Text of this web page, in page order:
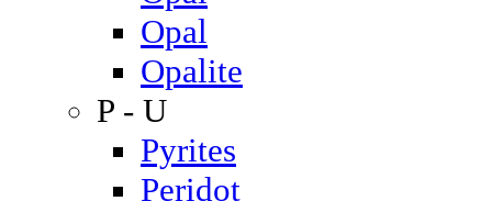
Opal
Opalite
P - U
Pyrites
Peridot